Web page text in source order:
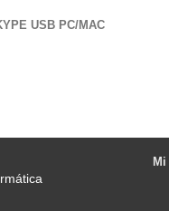
USB PC/MAC